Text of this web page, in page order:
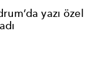
yazı özel